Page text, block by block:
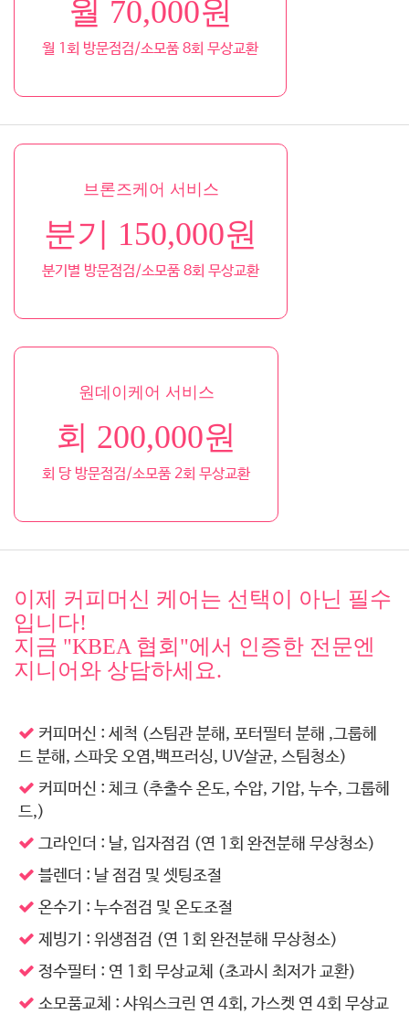
월 70,000원
월 1회 방문점검/소모품 8회 무상교환
브론즈케어 서비스
분기 150,000원
분기별 방문점검/소모품 8회 무상교환
원데이케어 서비스
회 200,000원
회 당 방문점검/소모품 2회 무상교환
이제 커피머신 케어는 선택이 아닌 필수
입니다!
지금 "KBEA 협회"에서 인증한 전문엔
지니어와 상담하세요.
커피머신 : 세척 (스팀관 분해, 포터필터 분해 ,그룹헤
드 분해, 스파웃 오염,백프러싱, UV살균, 스팀청소)
커피머신 : 체크 (추출수 온도, 수압, 기압, 누수, 그룹헤
드,)
그라인더 : 날, 입자점검 (연 1회 완전분해 무상청소)
블렌더 : 날 점검 및 셋팅조절
온수기 : 누수점검 및 온도조절
제빙기 : 위생점검 (연 1회 완전분해 무상청소)
정수필터 : 연 1회 무상교체 (초과시 최저가 교환)
소모품교체 : 샤워스크린 연 4회, 가스켓 연 4회 무상교